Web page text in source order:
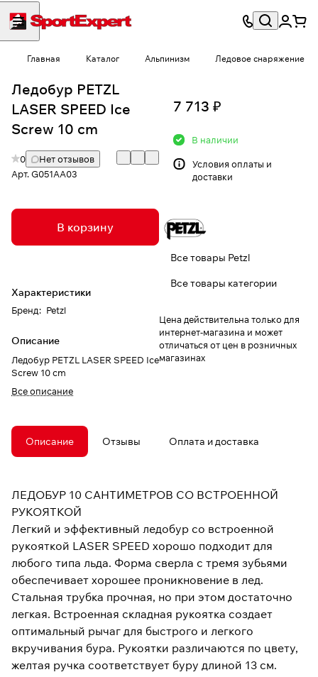
Главная Каталог Альпинизм Ледовое снаряжение
Ледобур PETZL
LASER SPEED Ice
Screw 10 cm
0
Нет отзывов
Арт.G051AA03
В корзину
Характеристики
Бренд: Petzl
Описание
Ледобур PETZL LASER SPEED Ice
Screw 10 cm
Все описание
7 713 ₽
В наличии
Условия оплаты и
доставки
Все товары Petzl
Все товары категории
Цена действительна только для
интернет-магазина и может
отличаться от цен в розничных
магазинах
Описание Отзывы Оплата и доставка
ЛЕДОБУР 10 САНТИМЕТРОВ СО ВСТРОЕННОЙ
РУКОЯТКОЙ
Легкий и эффективный ледобур со встроенной
рукояткой LASER SPEED хорошо подходит для
любого типа льда. Форма сверла с тремя зубьями
обеспечивает хорошее проникновение в лед.
Стальная трубка прочная, но при этом достаточно
легкая. Встроенная складная рукоятка создает
оптимальный рычаг для быстрого и легкого
вкручивания бура. Рукоятки различаются по цвету,
желтая ручка соответствует буру длиной 13 см.